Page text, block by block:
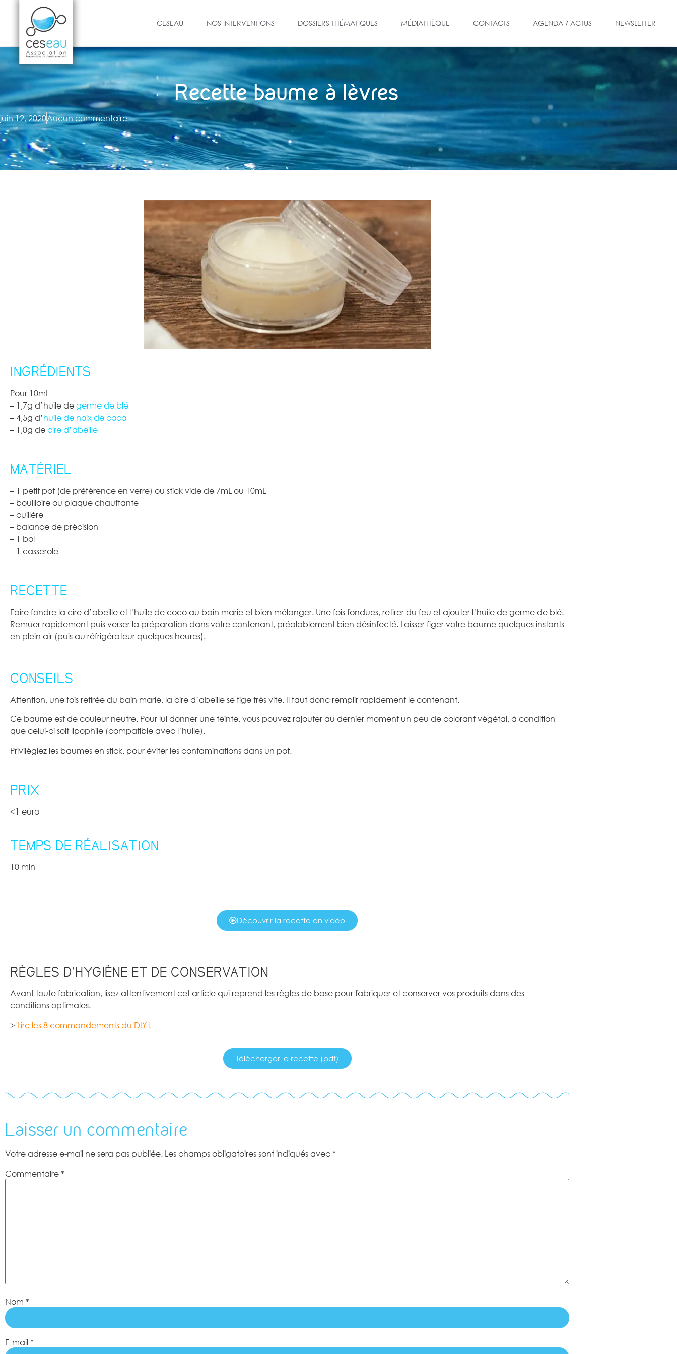
CESEAU NOS INTERVENTIONS DOSSIERS THÉMATIQUES MÉDIATHÈQUE CONTACTS AGENDA / ACTUS NEWSLETTER
Recette baume à lèvres
juin 12, 2020Aucun commentaire
INGRÉDIENTS
Pour 10mL
– 1,7g d’huile de germe de blé
– 4,5g d’huile de noix de coco
– 1,0g de cire d’abeille
MATÉRIEL
– 1 petit pot (de préférence en verre) ou stick vide de 7mL ou 10mL
– bouilloire ou plaque chauffante
– cuillère
– balance de précision
– 1 bol
– 1 casserole
RECETTE
Faire fondre la cire d’abeille et l’huile de coco au bain marie et bien mélanger. Une fois fondues, retirer du feu et ajouter l’huile de germe de blé.
Remuer rapidement puis verser la préparation dans votre contenant, préalablement bien désinfecté. Laisser figer votre baume quelques instants
en plein air (puis au réfrigérateur quelques heures).
CONSEILS
Attention, une fois retirée du bain marie, la cire d’abeille se fige très vite. Il faut donc remplir rapidement le contenant.
Ce baume est de couleur neutre. Pour lui donner une teinte, vous pouvez rajouter au dernier moment un peu de colorant végétal, à condition
que celui-ci soit lipophile (compatible avec l’huile).
Privilégiez les baumes en stick, pour éviter les contaminations dans un pot.
PRIX
<1 euro
TEMPS DE RÉALISATION
10 min
Découvrir la recette en vidéo
RÈGLES D’HYGIÈNE ET DE CONSERVATION
Avant toute fabrication, lisez attentivement cet article qui reprend les règles de base pour fabriquer et conserver vos produits dans des
conditions optimales.
> Lire les 8 commandements du DIY !
Télécharger la recette (pdf)
Laisser un commentaire
Votre adresse e-mail ne sera pas publiée. Les champs obligatoires sont indiqués avec *
Commentaire *
Nom *
E-mail *